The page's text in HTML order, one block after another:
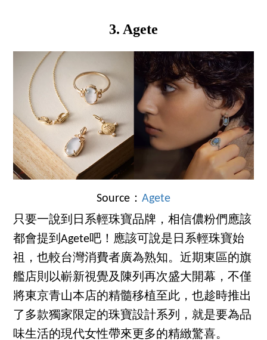
3. Agete
Source： Agete
只要一說到日系輕珠寶品牌，相信儂粉們應該
都會提到Agete吧！應該可說是日系輕珠寶始
祖，也較台灣消費者廣為熟知。近期東區的旗
艦店則以嶄新視覺及陳列再次盛大開幕，不僅
將東京青山本店的精髓移植至此，也趁時推出
了多款獨家限定的珠寶設計系列，就是要為品
味生活的現代女性帶來更多的精緻驚喜。